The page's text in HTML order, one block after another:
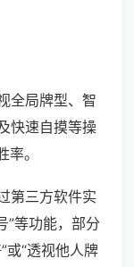
全局牌型、智
快速自摸等操
。
第三方软件实
”等功能，部分
或“透视他人牌